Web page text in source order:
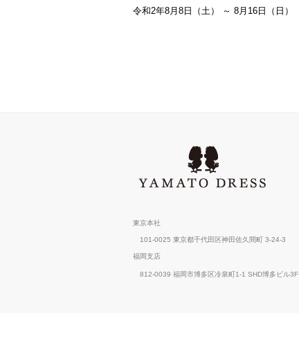
令和2年8月8日（土） ～ 8月16日（日）
東京本社
101-0025 東京都千代田区神田佐久間町 3-24-3
福岡支店
812-0039 福岡市博多区冷泉町1-1 SHD博多ビル3F